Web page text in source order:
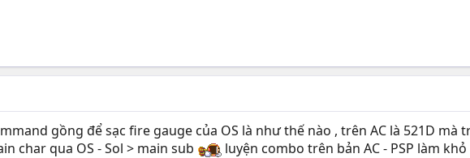
gồng để sạc fire gauge của OS là như thế nào , trên AC là 521D mà
char qua OS - Sol > main sub
luyện combo trên bản AC - PSP làm